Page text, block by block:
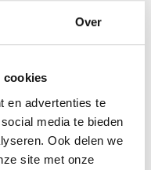
Over
cookies
en advertenties te
media te bieden
Ook delen we
site met onze
Steven Kazàn
trammuseum in